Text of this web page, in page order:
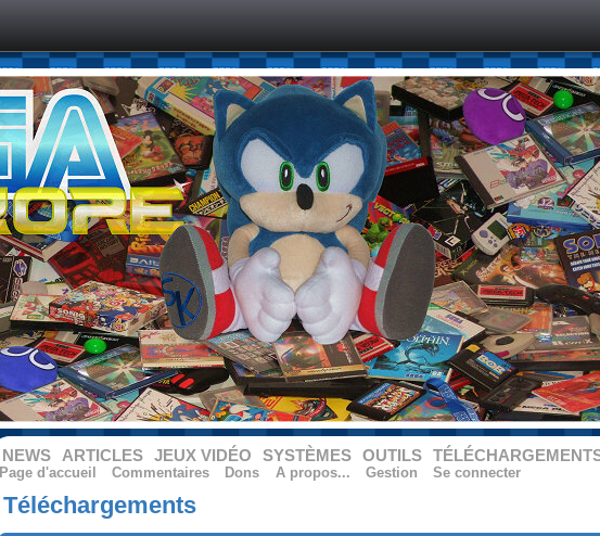
NEWS ARTICLES JEUX VIDÉO SYSTÈMES OUTILS
Page d'accueil Commentaires Dons A propos... Gestion Se connecter
Téléchargements